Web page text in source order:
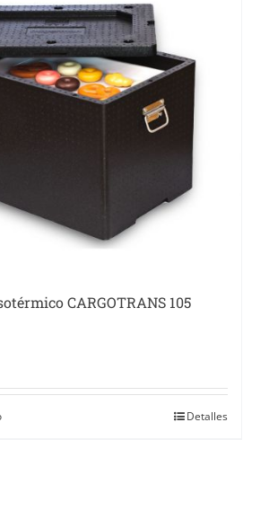
CARGOTRANS 105
Detalles